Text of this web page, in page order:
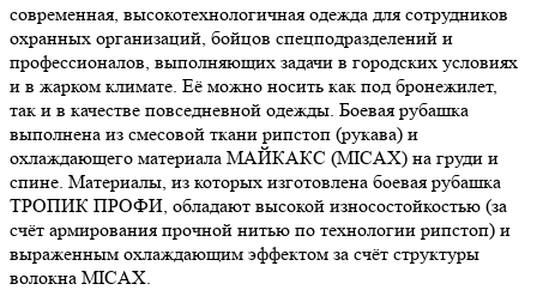
современная, высокотехнологичная одежда для сотрудников
охранных организаций, бойцов спецподразделений и
профессионалов, выполняющих задачи в городских условиях
и в жарком климате. Её можно носить как под бронежилет,
так и в качестве повседневной одежды. Боевая рубашка
выполнена из смесовой ткани рипстоп (рукава) и
охлаждающего материала МАЙКАКС (MICAX) на груди и
спине. Материалы, из которых изготовлена боевая рубашка
ТРОПИК ПРОФИ, обладают высокой износостойкостью (за
счёт армирования прочной нитью по технологии рипстоп) и
выраженным охлаждающим эффектом за счёт структуры
волокна MICAX.